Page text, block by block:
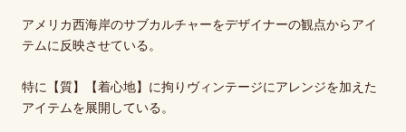
アメリカ西海岸のサブカルチャーをデザイナーの観点からアイ
テムに反映させている。
特に【質】【着心地】に拘りヴィンテージにアレンジを加えた
アイテムを展開している。